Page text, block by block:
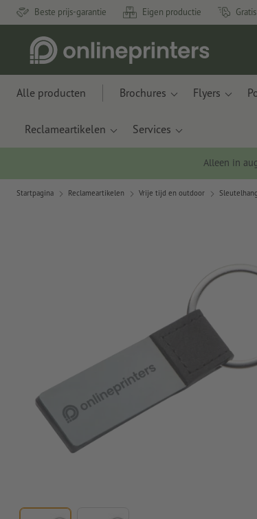
Beste prijs-garantie Eigen productie
Alle producten Brochures Flyers
Reclameartikelen Services
Alleen in
Startpagina Reclameartikelen Vrije tijd en outdoor